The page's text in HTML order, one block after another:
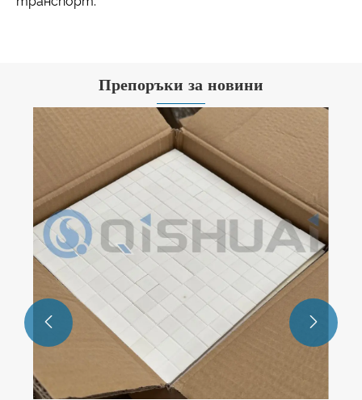
Препоръки за новини
За керамични тръби от алуминиев
оксид изберете Shandong Qishuai!
Решения на едно място за
предизвикателства, свързани с
промишленото транспортиране.
Виж повече >>
 